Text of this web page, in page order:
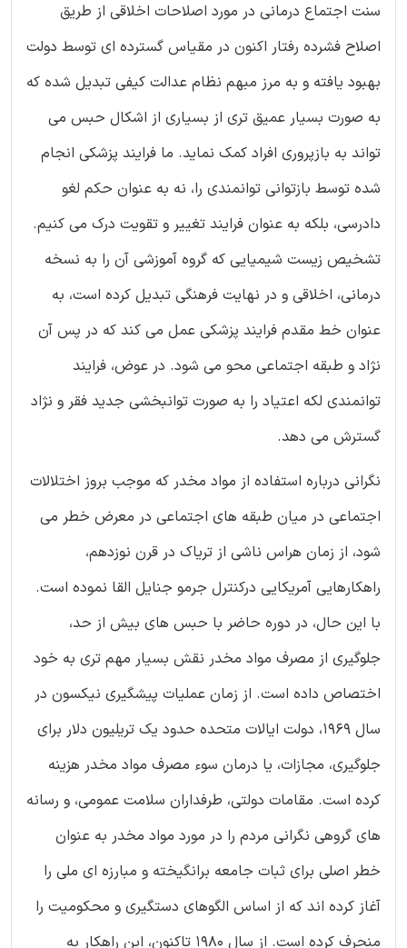
سنت اجتماع درمانی در مورد اصلاحات اخلاقی از طریق
اصلاح فشرده رفتار اکنون در مقیاس گسترده ای توسط دولت
بهبود یافته و به مرز مبهم نظام عدالت کیفی تبدیل شده که
به صورت بسیار عمیق تری از بسیاری از اشکال حبس می
تواند به بازپروری افراد کمک نماید. ما فرایند پزشکی انجام
شده توسط بازتوانی توانمندی را، نه به عنوان حکم لغو
دادرسی، بلکه به عنوان فرایند تغییر و تقویت درک می کنیم.
تشخیص زیست شیمیایی که گروه آموزشی آن را به نسخه
درمانی، اخلاقی و در نهایت فرهنگی تبدیل کرده است، به
عنوان خط مقدم فرایند پزشکی عمل می کند که در پس آن
نژاد و طبقه اجتماعی محو می شود. در عوض، فرایند
توانمندی لکه اعتیاد را به صورت توانبخشی جدید فقر و نژاد
گسترش می دهد.
نگرانی درباره استفاده از مواد مخدر که موجب بروز اختلالات
اجتماعی در میان طبقه های اجتماعی در معرض خطر می
شود، از زمان هراس ناشی از تریاک در قرن نوزدهم،
راهکارهایی آمریکایی درکنترل جرمو جنایل القا نموده است.
با این حال، در دوره حاضر با حبس های بیش از حد،
جلوگیری از مصرف مواد مخدر نقش بسیار مهم تری به خود
اختصاص داده است. از زمان عملیات پیشگیری نیکسون در
سال 1969، دولت ایالات متحده حدود یک تریلیون دلار برای
جلوگیری، مجازات، یا درمان سوء مصرف مواد مخدر هزینه
کرده است. مقامات دولتی، طرفداران سلامت عمومی، و رسانه
های گروهی نگرانی مردم را در مورد مواد مخدر به عنوان
خطر اصلی برای ثبات جامعه برانگیخته و مبارزه ای ملی را
آغاز کرده اند که از اساس الگوهای دستگیری و محکومیت را
منحرف کرده است. از سال 1980 تاکنون، این راهکار به